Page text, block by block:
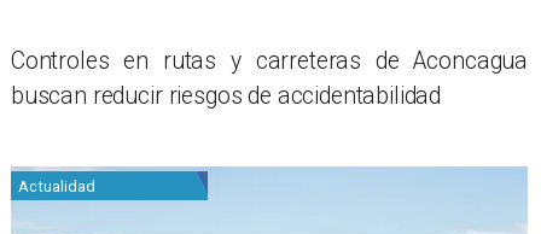
​Controles en rutas y carreteras de Aconcagua
buscan reducir riesgos de accidentabilidad
Actualidad